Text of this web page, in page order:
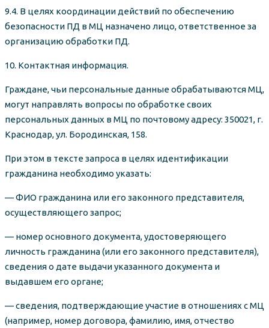
9.4. В целях координации действий по обеспечению
безопасности ПД в МЦ назначено лицо, ответственное за
организацию обработки ПД.
10. Контактная информация.
Граждане, чьи персональные данные обрабатываются МЦ,
могут направлять вопросы по обработке своих
персональных данных в МЦ по почтовому адресу: 350021, г.
Краснодар, ул. Бородинская, 158.
При этом в тексте запроса в целях идентификации
гражданина необходимо указать:
— ФИО гражданина или его законного представителя,
осуществляющего запрос;
— номер основного документа, удостоверяющего
личность гражданина (или его законного представителя),
сведения о дате выдачи указанного документа и
выдавшем его органе;
— сведения, подтверждающие участие в отношениях с МЦ
(например, номер договора, фамилию, имя, отчество